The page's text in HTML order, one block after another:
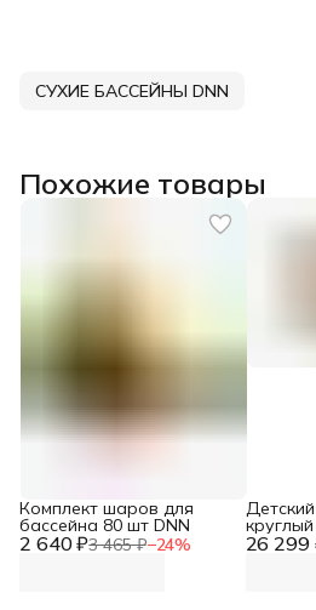
СУХИЕ БАССЕЙНЫ DNN
Похожие товары
2 640 ₽3 465 ₽−24%
Комплект шаров для
бассейна 80 шт DNN
26 299
высота